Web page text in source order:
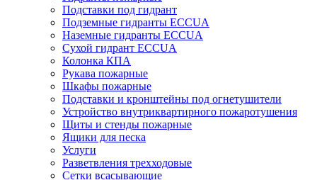
Подставки под гидрант
Подземные гидранты ECCUA
Наземные гидранты ECCUA
Сухой гидрант ECCUA
Колонка КПА
Рукава пожарные
Шкафы пожарные
Подставки и кронштейны под огнетушители
Устройство внутриквартирного пожаротушения
Щиты и стенды пожарные
Ящики для песка
Услуги
Разветвления трехходовые
Сетки всасывающие